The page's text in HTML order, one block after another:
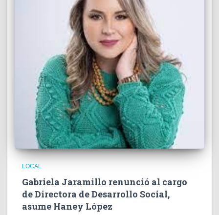
LOCAL
Gabriela Jaramillo renunció al cargo
de Directora de Desarrollo Social,
asume Haney López